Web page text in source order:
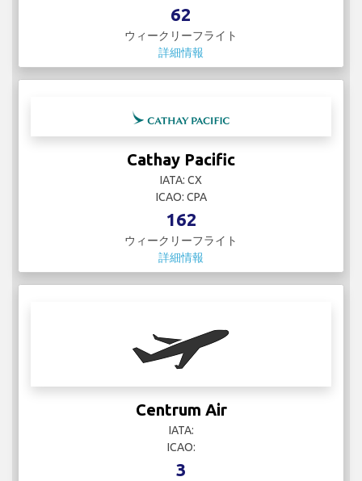
62
ウィークリーフライト
詳細情報
Cathay Pacific
IATA: CX
ICAO: CPA
162
ウィークリーフライト
詳細情報
Centrum Air
IATA:
ICAO:
3